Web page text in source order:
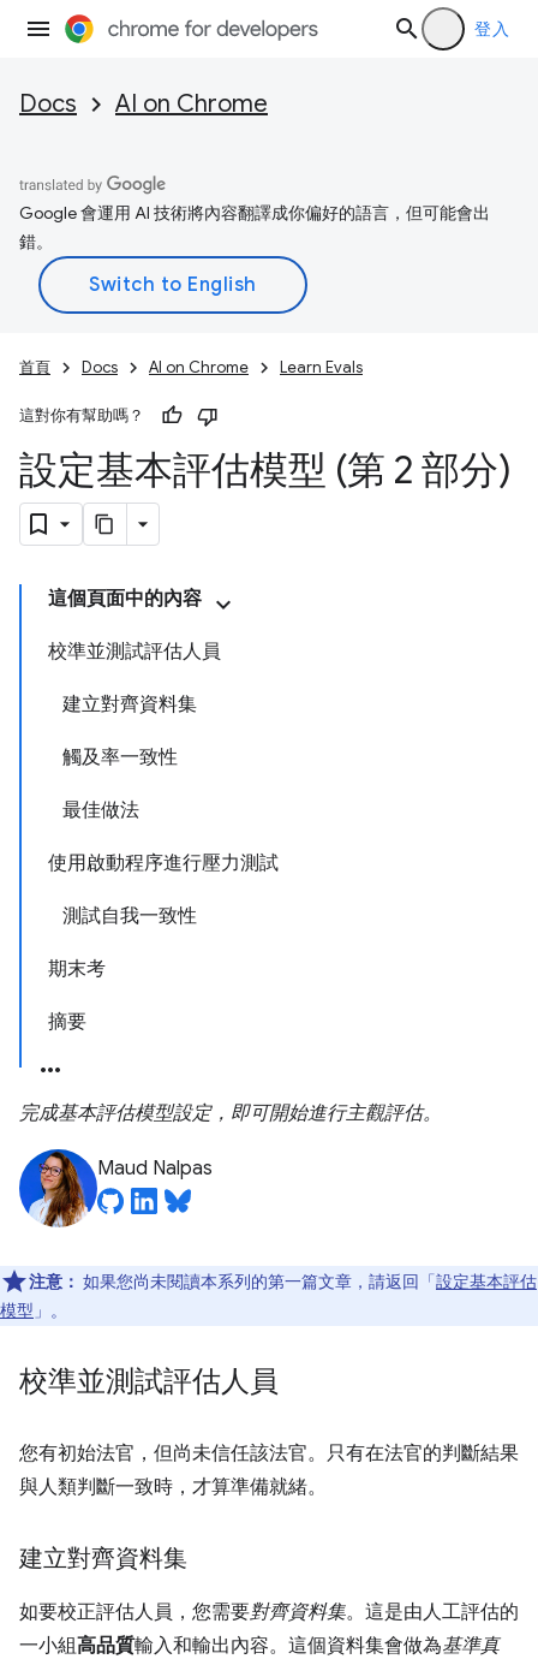
登入
Docs AI on Chrome
Google 會運用 AI 技術將內容翻譯成你偏好的語言，但可能會出
錯。
首頁 Docs AI on Chrome Learn Evals
這對你有幫助嗎？
設定基本評估模型 (第 2 部分)
這個頁面中的內容
校準並測試評估人員
建立對齊資料集
觸及率一致性
最佳做法
使用啟動程序進行壓力測試
測試自我一致性
期末考
摘要
完成基本評估模型設定，即可開始進行主觀評估。
Maud Nalpas
注意： 如果您尚未閱讀本系列的第一篇文章，請返回「設定基本評估
模型 」。
校準並測試評估人員
您有初始法官，但尚未信任該法官。只有在法官的判斷結果
與人類判斷一致時，才算準備就緒。
建立對齊資料集
如要校正評估人員，您需要對齊資料集。這是由人工評估的
一小組高品質輸入和輸出內容。這個資料集會做為基準真